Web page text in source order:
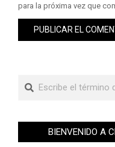
para la próxima vez que
BIENVENIDO A